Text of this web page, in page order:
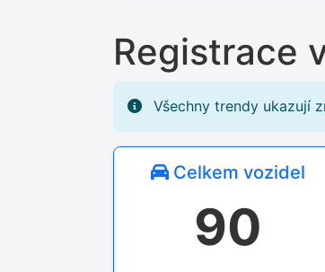
Registrace
Všechny trendy ukazují
Celkem vozidel
90